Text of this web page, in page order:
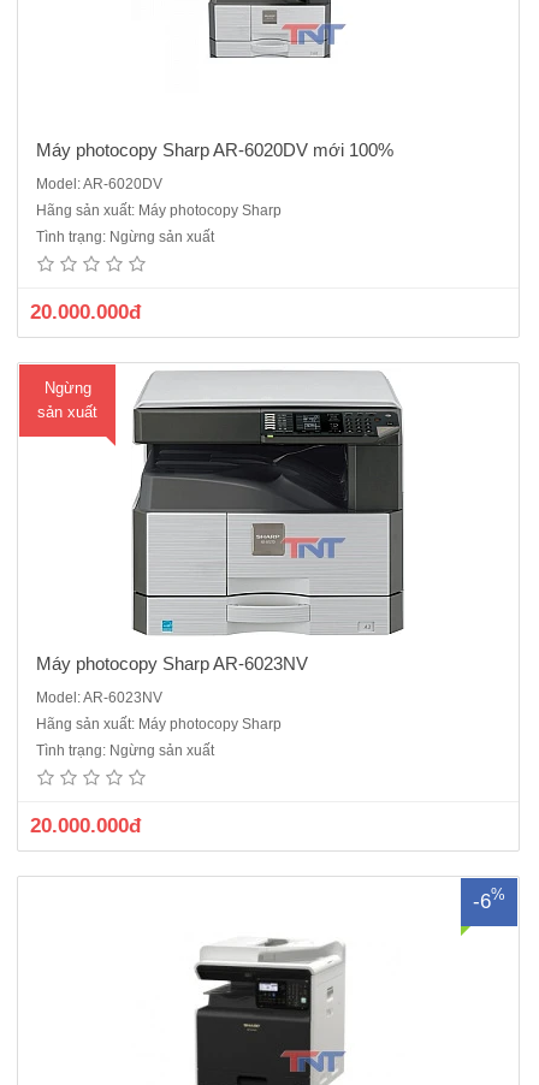
Máy photocopy Sharp AR-6020DV mới 100%
Model: AR-6020DV
Hãng sản xuất: Máy photocopy Sharp
Tình trạng: Ngừng sản xuất
20.000.000đ
Ngừng
sản xuất
Máy photocopy Sharp AR-6023NV mới 100%Chức năng cơ bản:
Copy - In mạng - Scan màu- in 2 mặt tự động• Sao chụp/in kỹ thuật
số (SOPM)• Tốc độ Copy: 23 bản/phút A4 • Tốc độ In mạng : 23
Máy photocopy Sharp AR-6023NV
Model: AR-6023NV
Hãng sản xuất: Máy photocopy Sharp
Tình trạng: Ngừng sản xuất
20.000.000đ
-6%
Máy photocopy Sharp BP-20M24 mới 100%Chức năng:
Photocopy/in/scanSao chụp/in kỹ thuật số (SOPM)Tốc độ copy/in
mạng: 24 bản/phút A4Khổ giấy lớn nhất A3, nhỏ nhất A6Phóng to thu
nhỏ từ : 25 – 400%Màn hình hiển thị LCD 5 dòng .Bộ phận nạp và đảo